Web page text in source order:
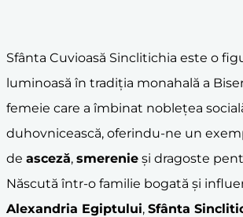
Sfânta Cuvioasă Sinclitichia este o
luminoasă în tradiția monahală a
femeie care a îmbinat noblețea
duhovnicească, oferindu-ne un
de asceză, smerenie și dragoste
Născută într-o familie bogată și
Alexandria Egiptului, Sfânta